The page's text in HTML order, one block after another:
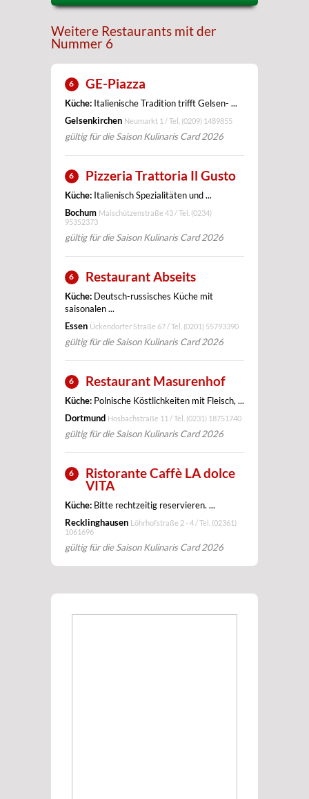
Weitere Restaurants mit der
Nummer 6
6 GE-Piazza
Küche: Italienische Tradition trifft Gelsen- ...
Gelsenkirchen Neumarkt 1 / Tel. (0209) 1489855
gültig für die Saison Kulinaris Card 2026
6 Pizzeria Trattoria Il Gusto
Küche: Italienisch Spezialitäten und ...
Bochum Maischützenstraße 43 / Tel. (0234)
95352373
gültig für die Saison Kulinaris Card 2026
6 Restaurant Abseits
Küche: Deutsch-russisches Küche mit
saisonalen ...
Essen Ückendorfer Straße 67 / Tel. (0201) 55793390
gültig für die Saison Kulinaris Card 2026
6 Restaurant Masurenhof
Küche: Polnische Köstlichkeiten mit Fleisch, ...
Dortmund Hosbachstraße 11 / Tel. (0231) 18751740
gültig für die Saison Kulinaris Card 2026
6
Ristorante Caffè LA dolce
VITA
Küche: Bitte rechtzeitig reservieren. ...
Recklinghausen Löhrhofstraße 2 - 4 / Tel. (02361)
1061696
gültig für die Saison Kulinaris Card 2026